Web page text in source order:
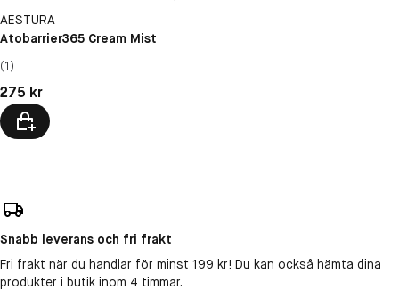
AESTURA
Atobarrier365 Cream Mist
(1)
Pris: 275 kr
275 kr
Snabb leverans och fri frakt
Fri frakt när du handlar för minst 199 kr! Du kan också hämta dina
produkter i butik inom 4 timmar.